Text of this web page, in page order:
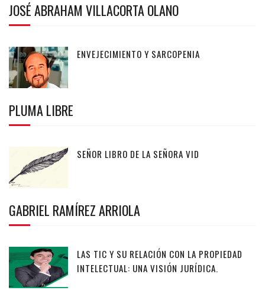
JOSÉ ABRAHAM VILLACORTA OLANO
ENVEJECIMIENTO Y SARCOPENIA
PLUMA LIBRE
SEÑOR LIBRO DE LA SEÑORA VID
GABRIEL RAMÍREZ ARRIOLA
LAS TIC Y SU RELACIÓN CON LA PROPIEDAD
INTELECTUAL: UNA VISIÓN JURÍDICA.